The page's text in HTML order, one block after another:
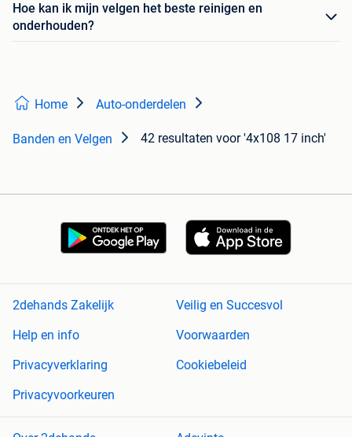
Hoe kan ik mijn velgen het beste reinigen en
onderhouden?
Home Auto-onderdelen
Banden en Velgen 42 resultaten voor '4x108 17 inch'
2dehands Zakelijk
Veilig en Succesvol
Help en info
Voorwaarden
Privacyverklaring
Cookiebeleid
Privacyvoorkeuren